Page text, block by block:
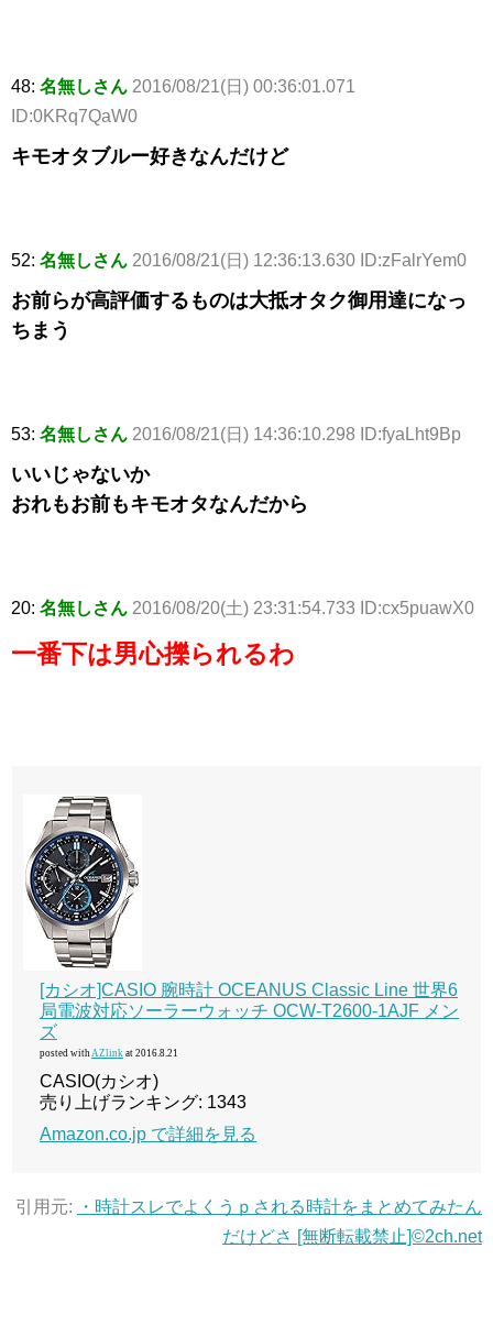
48: 名無しさん 2016/08/21(日) 00:36:01.071
ID:0KRq7QaW0
キモオタブルー好きなんだけど
52: 名無しさん 2016/08/21(日) 12:36:13.630 ID:zFalrYem0
お前らが高評価するものは大抵オタク御用達になっ
ちまう
53: 名無しさん 2016/08/21(日) 14:36:10.298 ID:fyaLht9Bp
いいじゃないか
おれもお前もキモオタなんだから
20: 名無しさん 2016/08/20(土) 23:31:54.733 ID:cx5puawX0
一番下は男心擽られるわ
[カシオ]CASIO 腕時計 OCEANUS Classic Line 世界6
局電波対応ソーラーウォッチ OCW-T2600-1AJF メン
ズ
posted with AZlink at 2016.8.21
CASIO(カシオ)
売り上げランキング: 1343
Amazon.co.jp で詳細を見る
引用元:
・時計スレでよくうｐされる時計をまとめてみたん
だけどさ [無断転載禁止]©2ch.net